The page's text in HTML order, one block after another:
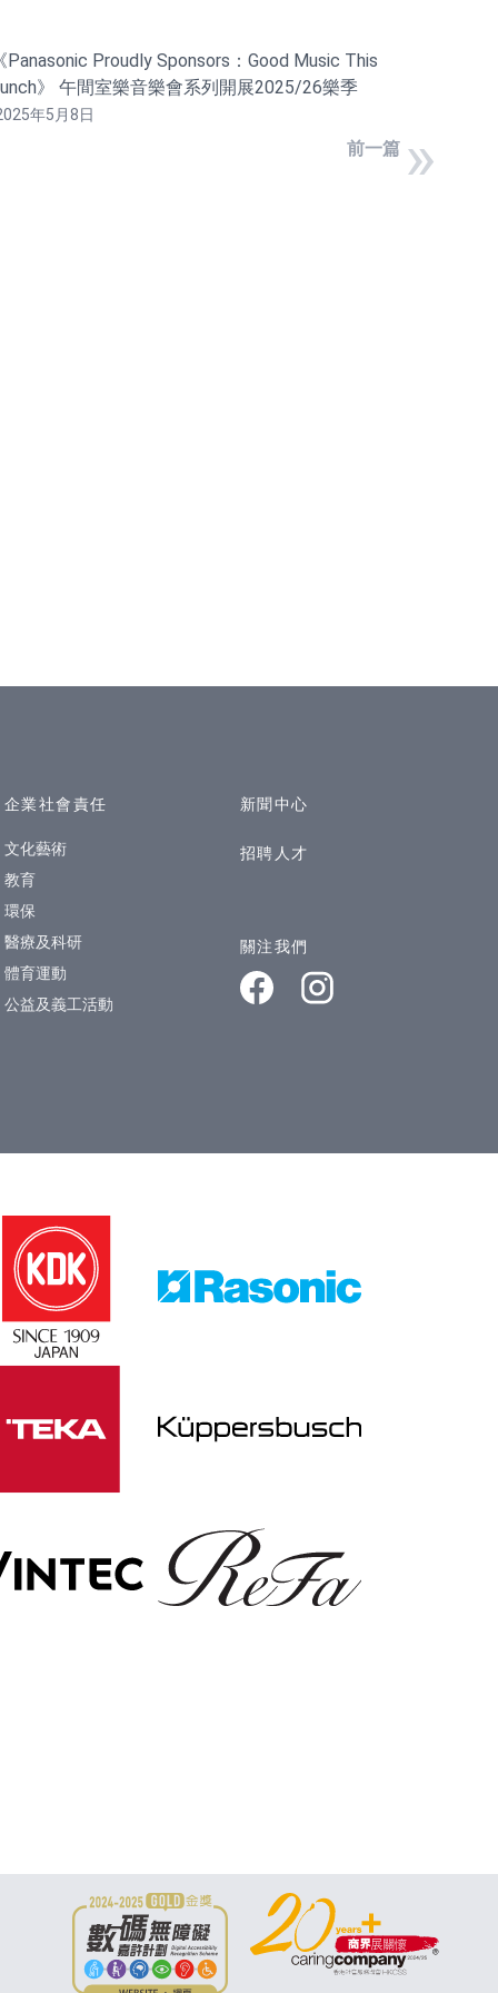
前一篇 »
Panasonic Proudly Sponsors：Good Music This
》 午間室樂音樂會系列開展2025/26樂季
年5月8日
企業社會責任
文化藝術
教育
環保
醫療及科研
體育運動
公益及義工活動
新聞中心
招聘人才
關注我們